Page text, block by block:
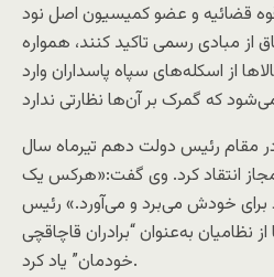
‌قضائیه و عضو کمیسیون اصل نود
از مبادی رسمی تاکید کنند، همواره
از اسکله‌های سپاه پاسداران وارد
مقام رئیس دولت دهم تیرماه سال
انتقاد کرد. وی گفت:«هرکس یک
برای خودش می‌برد و می‌آورد.» رئیس
به‌عنوان “برادران قاچاقچی
خودمان” یاد کرد.